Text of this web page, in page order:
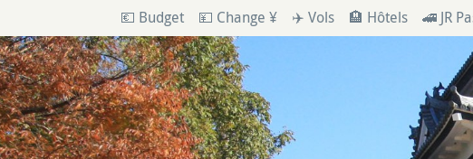
💶 Budget 💴 Change ¥ ✈️ Vols 🏨 Hôtels 🚄 JR